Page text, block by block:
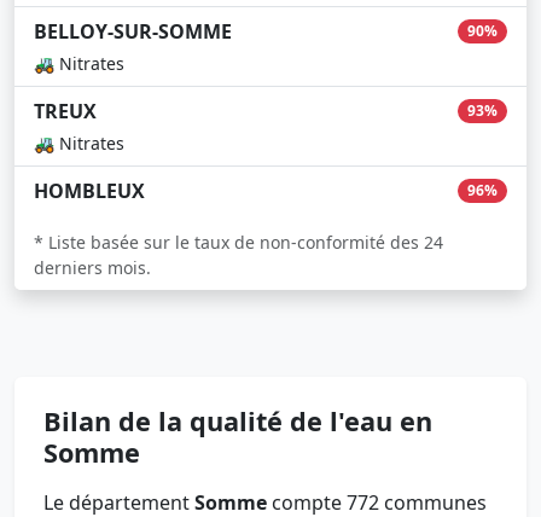
BELLOY-SUR-SOMME 90%
🚜 Nitrates
TREUX 93%
🚜 Nitrates
HOMBLEUX 96%
* Liste basée sur le taux de non-conformité des 24
derniers mois.
Bilan de la qualité de l'eau en
Somme
Le départementSomme compte 772 communes